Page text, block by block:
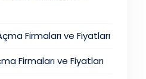
Firmaları ve Fiyatları
Firmaları ve Fiyatları